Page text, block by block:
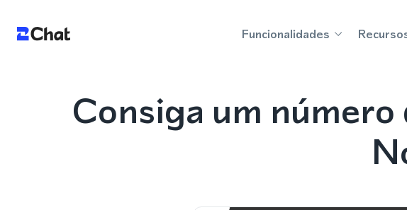
Funcionalidades
Consiga um